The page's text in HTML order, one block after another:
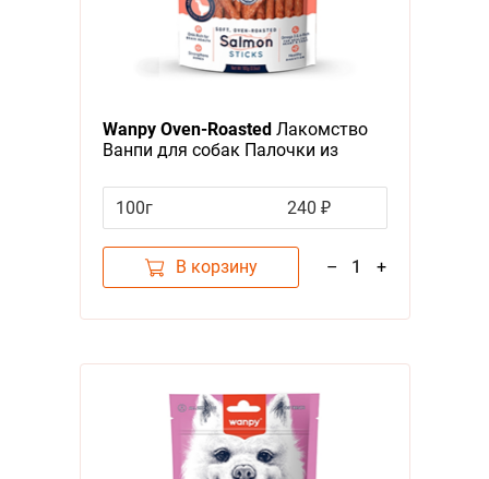
Wanpy Oven-RoastedЛакомство
Ванпи для собак Палочки из
100г
240 ₽
В корзину – 1 +